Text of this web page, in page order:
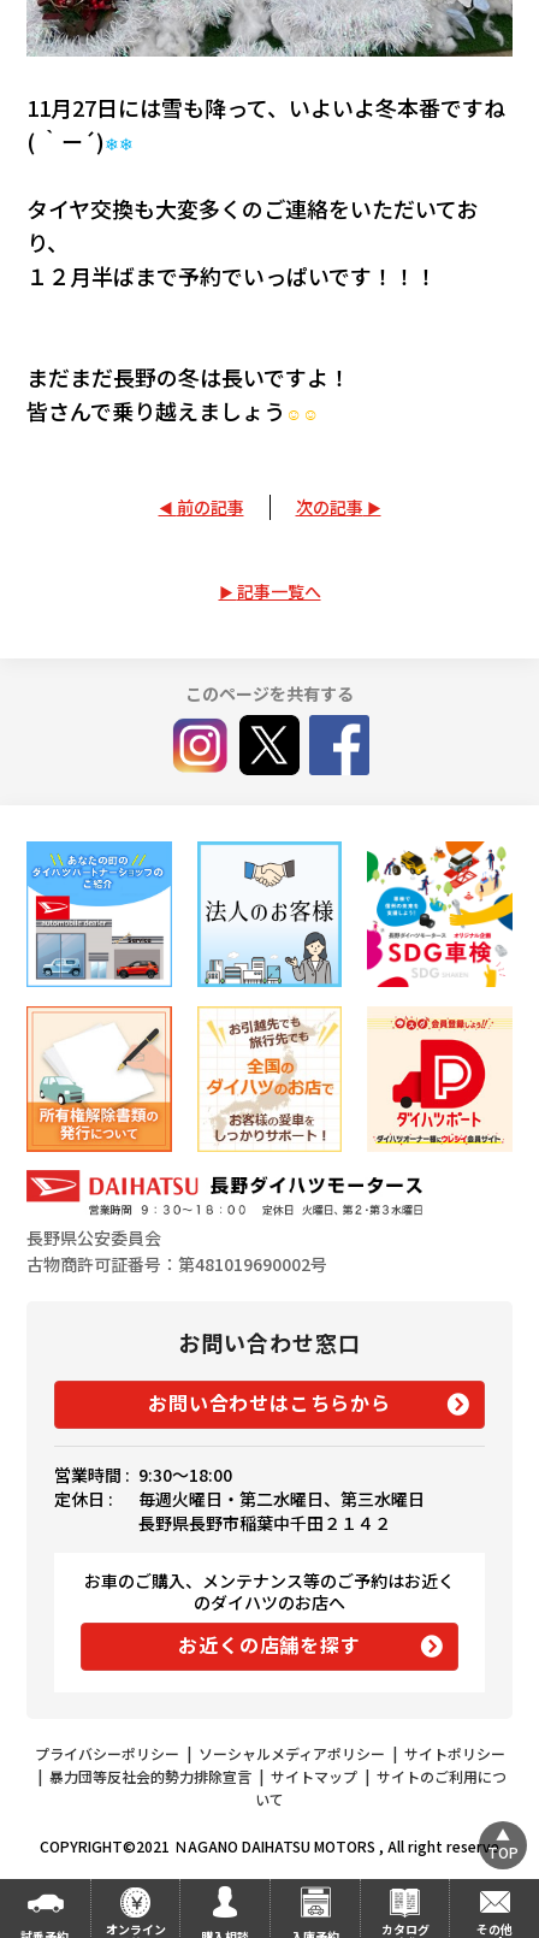
11月27日には雪も降って、いよいよ冬本番ですね
( ｀ー´)❄❄
タイヤ交換も大変多くのご連絡をいただいてお
り、
１２月半ばまで予約でいっぱいです！！！
まだまだ長野の冬は長いですよ！
皆さんで乗り越えましょう ☺☺
前の記事 次の記事
記事一覧へ
このページを共有する
長野県公安委員会
古物商許可証番号：第481019690002号
お問い合わせ窓口
お問い合わせはこちらから
営業時間 : 9:30〜18:00
定休日 :
毎週火曜日・第二水曜日、第三水曜日
長野県長野市稲葉中千田２１４２
お車のご購入、メンテナンス等のご予約はお近く
のダイハツのお店へ
お近くの店舗を探す
プライバシーポリシー ソーシャルメディアポリシー
サイトポリシー
暴力団等反社会的勢力排除宣言| サイトマップ| サイトのご利用につ
いて
COPYRIGHT©2021 ＮAGANO DAIHATSU MOTORS , All right reserveTOP
オンライン カタログ その他